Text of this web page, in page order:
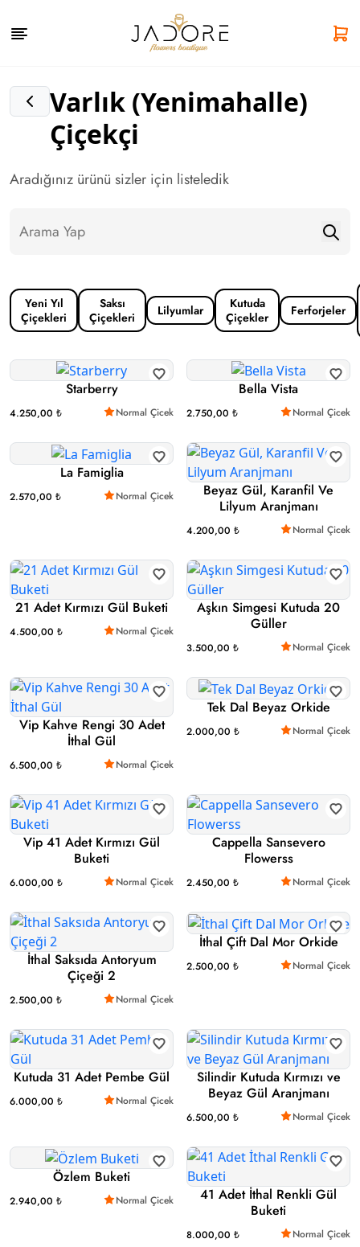
Varlık (Yenimahalle)
Çiçekçi
Aradığınız ürünü sizler için listeledik
Yeni Yıl
Çiçekleri
Saksı
Çiçekleri
Lilyumlar
Kutuda
Çiçekler
Ferforjeler
Starberry
4.250,00 ₺ Normal Çicek
Bella Vista
2.750,00 ₺ Normal Çicek
La Famiglia
2.570,00 ₺ Normal Çicek
Beyaz Gül, Karanfil Ve
Lilyum Aranjmanı
4.200,00 ₺ Normal Çicek
21 Adet Kırmızı Gül Buketi
4.500,00 ₺ Normal Çicek
Aşkın Simgesi Kutuda 20
Güller
3.500,00 ₺ Normal Çicek
Vip Kahve Rengi 30 Adet
İthal Gül
6.500,00 ₺ Normal Çicek
Tek Dal Beyaz Orkide
2.000,00 ₺ Normal Çicek
Vip 41 Adet Kırmızı Gül
Buketi
6.000,00 ₺ Normal Çicek
Cappella Sansevero
Flowerss
2.450,00 ₺ Normal Çicek
İthal Saksıda Antoryum
Çiçeği 2
2.500,00 ₺ Normal Çicek
İthal Çift Dal Mor Orkide
2.500,00 ₺ Normal Çicek
Kutuda 31 Adet Pembe Gül
6.000,00 ₺ Normal Çicek
Silindir Kutuda Kırmızı ve
Beyaz Gül Aranjmanı
6.500,00 ₺ Normal Çicek
Özlem Buketi
2.940,00 ₺ Normal Çicek
41 Adet İthal Renkli Gül
Buketi
8.000,00 ₺ Normal Çicek